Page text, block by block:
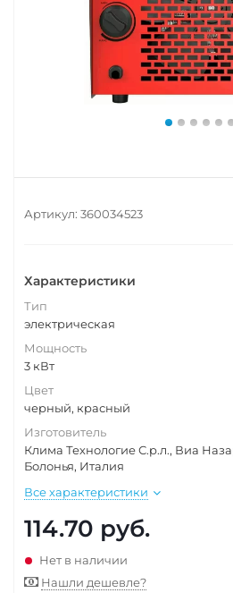
Артикул: 360034523
Характеристики
Тип
электрическая
Мощность
3 кВт
Цвет
черный, красный
Изготовитель
Клима Технологие С.р.л., Виа
Болонья, Италия
Все характеристики
114.70 руб.
Нет в наличии
Нашли дешевле?